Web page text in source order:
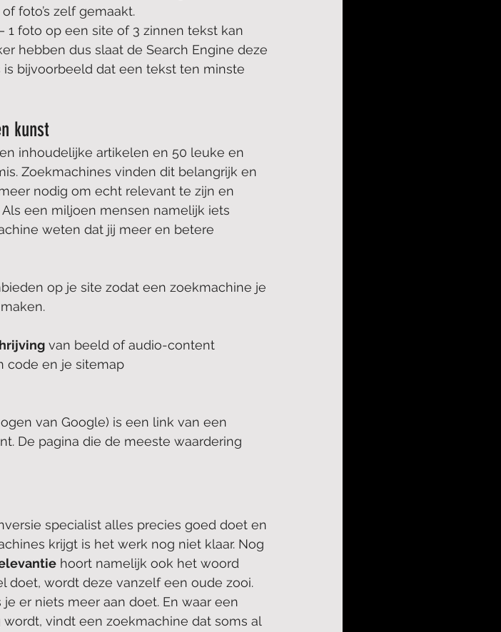
foto’s zelf gemaakt.
1 foto op een site of 3 zinnen tekst kan
hebben dus slaat de Search Engine deze
bijvoorbeeld dat een tekst ten minste
kunst
inhoudelijke artikelen en 50 leuke en
Zoekmachines vinden dit belangrijk en
nodig om echt relevant te zijn en
Als een miljoen mensen namelijk iets
weten dat jij meer en betere
op je site zodat een zoekmachine je
van beeld of audio-content
code en je sitemap
van Google) is een link van een
De pagina die de meeste waardering
specialist alles precies goed doet en
krijgt is het werk nog niet klaar. Nog
hoort namelijk ook het woord
doet, wordt deze vanzelf een oude zooi.
er niets meer aan doet. En waar een
vindt een zoekmachine dat soms al